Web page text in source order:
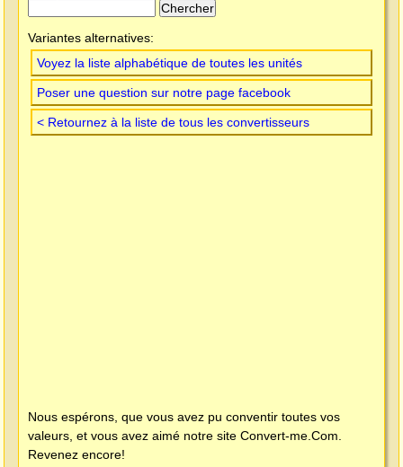
Variantes alternatives:
Voyez la liste alphabétique de toutes les unités
Poser une question sur notre page facebook
< Retournez à la liste de tous les convertisseurs
Nous espérons, que vous avez pu conventir toutes vos
valeurs, et vous avez aimé notre site Convert-me.Com
Revenez encore!